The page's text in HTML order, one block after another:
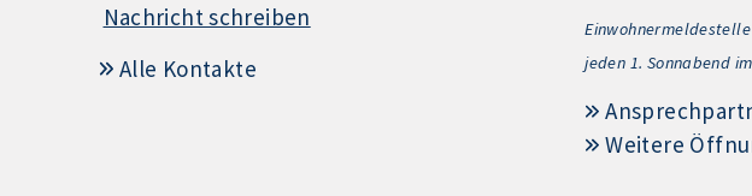
Nachricht schreiben
Alle Kontakte
jeden 1. Sonnabend
Weitere